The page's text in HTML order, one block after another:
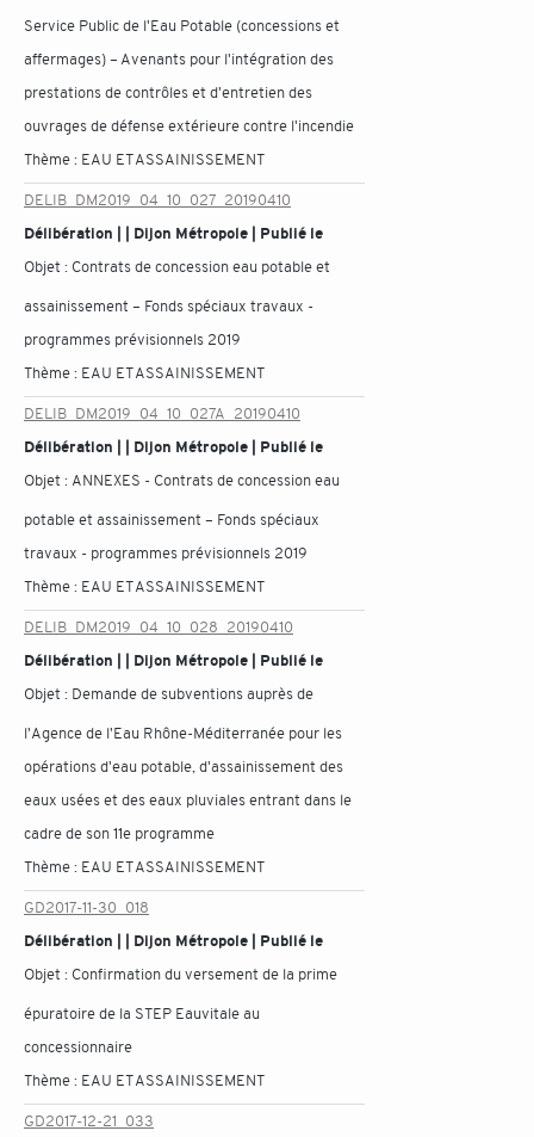
Service Public de l'Eau Potable (concessions et
affermages) – Avenants pour l'intégration des
prestations de contrôles et d'entretien des
ouvrages de défense extérieure contre l'incendie
Thème : EAU ET ASSAINISSEMENT
DELIB_DM2019_04_10_027_20190410
Délibération | | Dijon Métropole | Publié le
Objet : Contrats de concession eau potable et
assainissement – Fonds spéciaux travaux -
programmes prévisionnels 2019
Thème : EAU ET ASSAINISSEMENT
DELIB_DM2019_04_10_027A_20190410
Délibération | | Dijon Métropole | Publié le
Objet : ANNEXES - Contrats de concession eau
potable et assainissement – Fonds spéciaux
travaux - programmes prévisionnels 2019
Thème : EAU ET ASSAINISSEMENT
DELIB_DM2019_04_10_028_20190410
Délibération | | Dijon Métropole | Publié le
Objet : Demande de subventions auprès de
l'Agence de l'Eau Rhône-Méditerranée pour les
opérations d'eau potable, d'assainissement des
eaux usées et des eaux pluviales entrant dans le
cadre de son 11e programme
Thème : EAU ET ASSAINISSEMENT
GD2017-11-30_018
Délibération | | Dijon Métropole | Publié le
Objet : Confirmation du versement de la prime
épuratoire de la STEP Eauvitale au
concessionnaire
Thème : EAU ET ASSAINISSEMENT
GD2017-12-21_033